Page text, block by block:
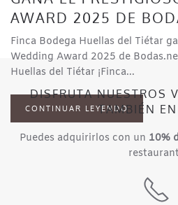
AWARD 2025 DE
Finca Bodega Huellas del Tiétar
Wedding Award 2025 de
Huellas del Tiétar ¡Finca...
CONTINUAR LEYENDO
DISFRUTA NUESTROS
TAMBIÉN
Puedes adquirirlos con un 10%